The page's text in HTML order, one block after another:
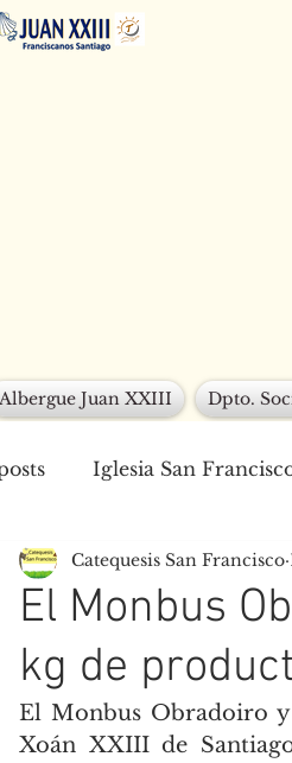
Albergue Juan XXIII Dpto.
Iglesia San
Juan XXIII Escuela de
El Monbus
kg de
Catequesis San Francisco
El Monbus Obradoiro y
Xoán XXIII de